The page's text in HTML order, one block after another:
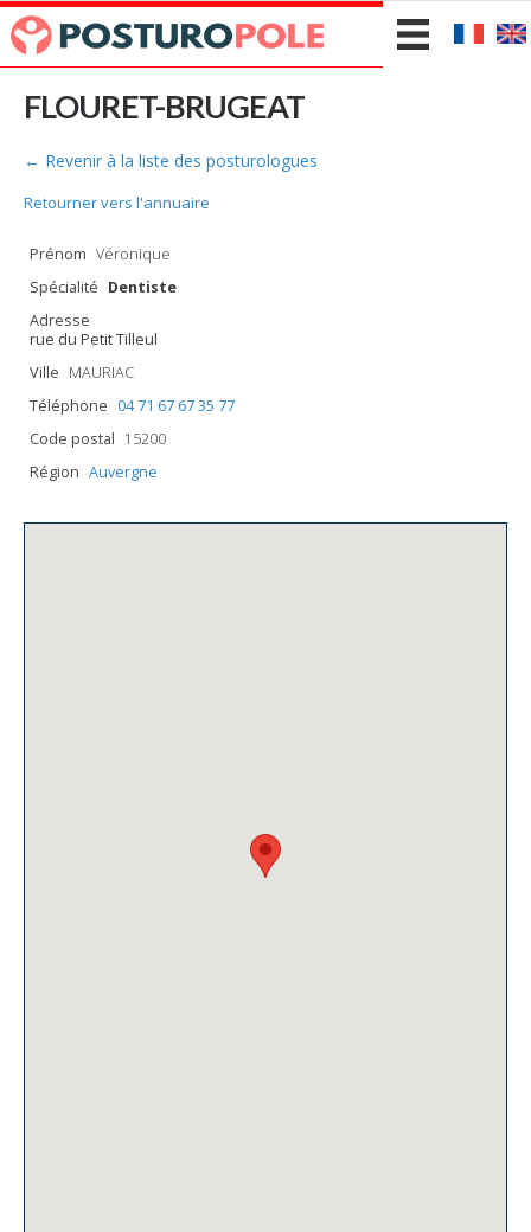
FLOURET-BRUGEAT
← Revenir à la liste des posturologues
Retourner vers l'annuaire
Prénom Véronique
Spécialité Dentiste
Adresse
rue du Petit Tilleul
Ville MAURIAC
Téléphone 04 71 67 67 35 77
Code postal 15200
Région Auvergne